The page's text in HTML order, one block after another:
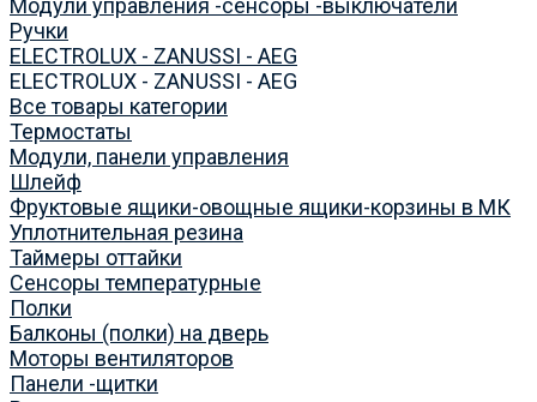
Модули управления -сенсоры -выключатели
Ручки
ELECTROLUX - ZANUSSI - AEG
ELECTROLUX - ZANUSSI - AEG
Все товары категории
Термостаты
Модули, панели управления
Шлейф
Фруктовые ящики-овощные ящики-корзины в МК
Уплотнительная резина
Таймеры оттайки
Сенсоры температурные
Полки
Балконы (полки) на дверь
Моторы вентиляторов
Панели -щитки